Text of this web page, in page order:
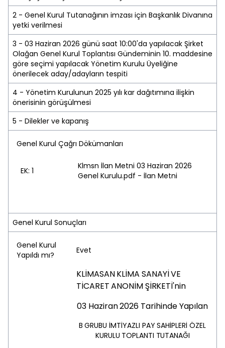
2 - Genel Kurul Tutanağının imzası için Başkanlık Divanına
yetki verilmesi
3 - 03 Haziran 2026 günü saat 10:00'da yapılacak Şirket
Olağan Genel Kurul Toplantısı Gündeminin 10. maddesine
göre seçimi yapılacak Yönetim Kurulu Üyeliğine
önerilecek aday/adayların tespiti
4 - Yönetim Kurulunun 2025 yılı kar dağıtımına ilişkin
önerisinin görüşülmesi
5 - Dilekler ve kapanış
Genel Kurul Çağrı Dökümanları
EK: 1
Klmsn İlan Metni 03 Haziran 2026
Genel Kurulu.pdf - İlan Metni
Genel Kurul Sonuçları
Genel Kurul
Yapıldı mı?
Evet
KLİMASANKLİMA SANAYİVE
TİCARETANONİMŞİRKETİ'nin
03 Haziran2026 TarihindeYapılan
B GRUBU İMTİYAZLI PAY SAHİPLERİ ÖZEL
KURULU TOPLANTI TUTANAĞI